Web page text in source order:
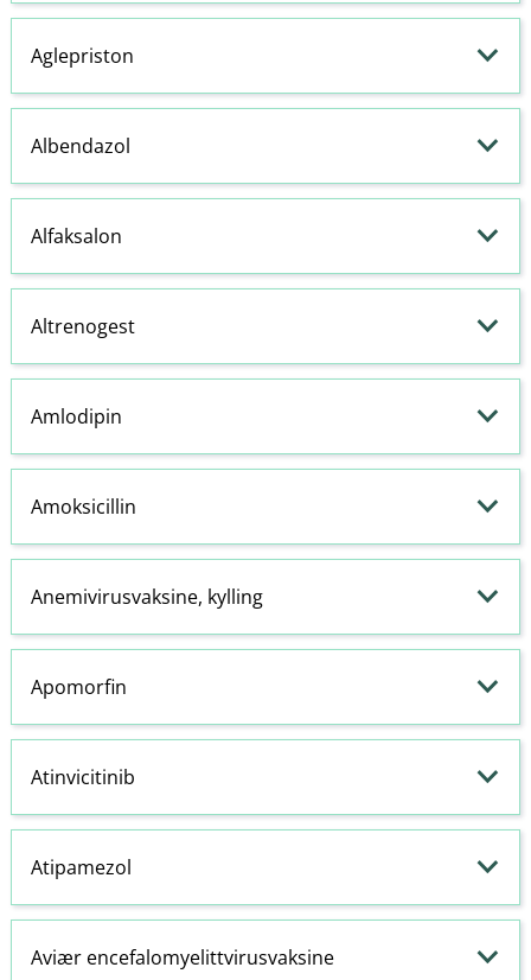
Aglepriston
Albendazol
Alfaksalon
Altrenogest
Amlodipin
Amoksicillin
Anemivirusvaksine, kylling
Apomorfin
Atinvicitinib
Atipamezol
Aviær encefalomyelittvirusvaksine